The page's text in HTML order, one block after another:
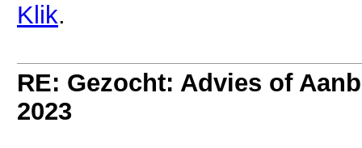
Klik.
RE: Gezocht: Advies of
2023